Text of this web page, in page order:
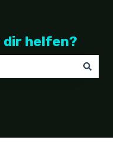
dir helfen?